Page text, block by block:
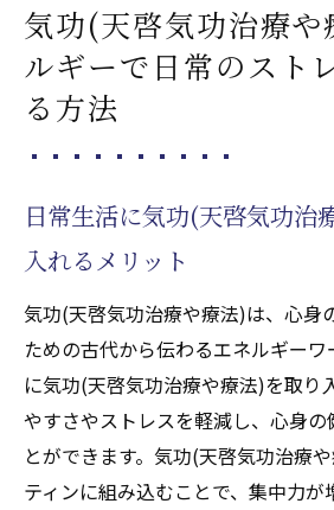
気功(天啓気功治療
ルギーで日常のスト
る方法
日常生活に気功(天啓気功治
入れるメリット
気功(天啓気功治療や療法)は、心身
ための古代から伝わるエネルギー
に気功(天啓気功治療や療法)を取り
やすさやストレスを軽減し、心身
とができます。気功(天啓気功治療
ティンに組み込むことで、集中力が